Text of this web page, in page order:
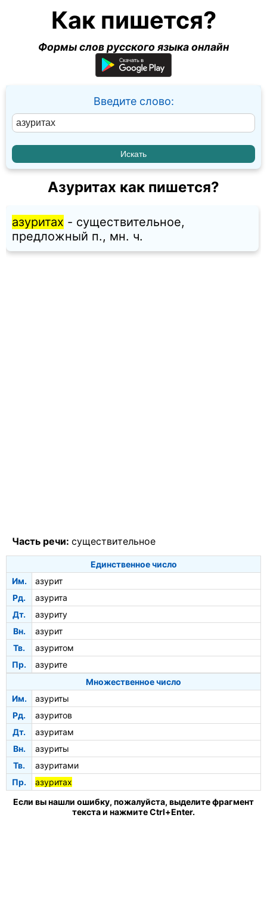
Как пишется?
Формы слов русского языка онлайн
Введите слово:
Азуритах как пишется?
азуритах - существительное,
предложный п., мн. ч.
Часть речи: существительное
Единственное число
Им.
азурит
Рд.
азурита
Дт.
азуриту
Вн.
азурит
Тв.
азуритом
Пр.
азурите
Множественное число
Им.
азуриты
Рд.
азуритов
Дт.
азуритам
Вн.
азуриты
Тв.
азуритами
Пр.
азуритах
Если вы нашли ошибку, пожалуйста, выделите фрагмент
текста и нажмите Ctrl+Enter.